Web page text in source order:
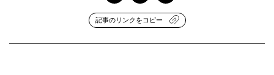
記事のリンクをコピー